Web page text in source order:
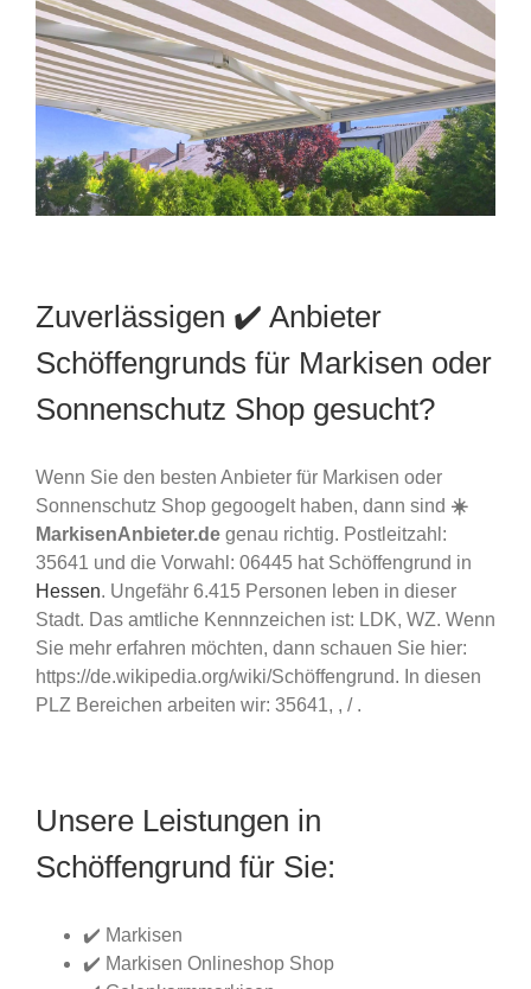
Zuverlässigen ✔️ Anbieter
Schöffengrunds für Markisen oder
Sonnenschutz Shop gesucht?
Wenn Sie den besten Anbieter für Markisen oder
Sonnenschutz Shop gegoogelt haben, dann sind ☀️
MarkisenAnbieter.de genau richtig. Postleitzahl:
35641 und die Vorwahl: 06445 hat Schöffengrund in
Hessen. Ungefähr 6.415 Personen leben in dieser
Stadt. Das amtliche Kennnzeichen ist: LDK, WZ. Wenn
Sie mehr erfahren möchten, dann schauen Sie hier:
https://de.wikipedia.org/wiki/Schöffengrund. In diesen
PLZ Bereichen arbeiten wir: 35641, , / .
Unsere Leistungen in
Schöffengrund für Sie:
✔️ Markisen
✔️ Markisen Onlineshop Shop